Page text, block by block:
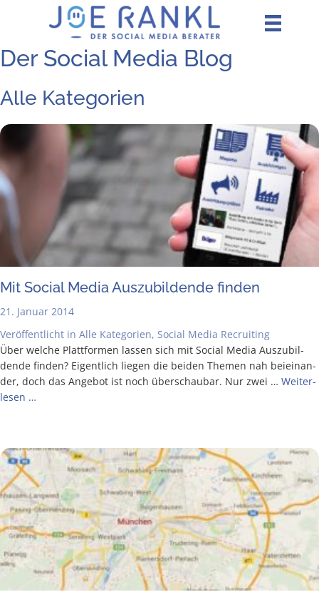
Der Social Media Blog
Alle Kategorien
Mit Social Media Aus­zu­bil­den­de finden
21. Januar 2014
Veröffentlicht in Alle Kategorien, Social Media Recruiting
Über wel­che Platt­for­men las­sen sich mit Social Media Aus­zu­bil­
den­de fin­den? Eigent­lich lie­gen die bei­den The­men nah bei­ein­an­
der, doch das Ange­bot ist noch über­schau­bar. Nur zwei … Wei­ter­
le­sen …